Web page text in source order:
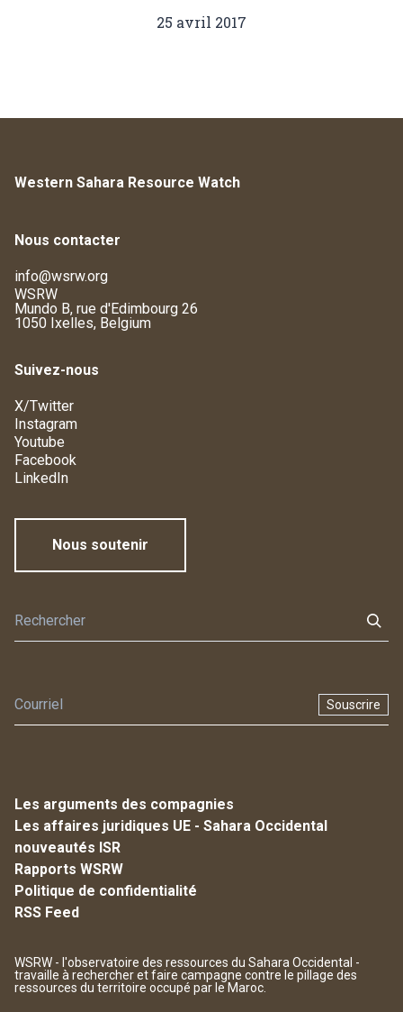
25 avril 2017
Western Sahara Resource Watch
Nous contacter
info@wsrw.org
WSRW
Mundo B, rue d'Edimbourg 26
1050 Ixelles, Belgium
Suivez-nous
X/Twitter
Instagram
Youtube
Facebook
LinkedIn
Nous soutenir
Souscrire
Les arguments des compagnies
Les affaires juridiques UE - Sahara Occidental
nouveautés ISR
Rapports WSRW
Politique de confidentialité
RSS Feed
WSRW - l'observatoire des ressources du Sahara Occidental -
travaille à rechercher et faire campagne contre le pillage des
ressources du territoire occupé par le Maroc.